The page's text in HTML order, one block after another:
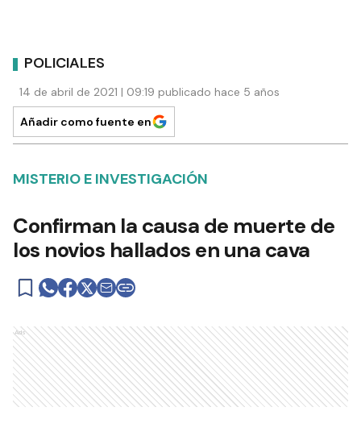
POLICIALES
14 de abril de 2021 | 09:19 publicado hace 5 años
Añadir como fuente en
MISTERIO E INVESTIGACIÓN
Confirman la causa de muerte de
los novios hallados en una cava
Ads